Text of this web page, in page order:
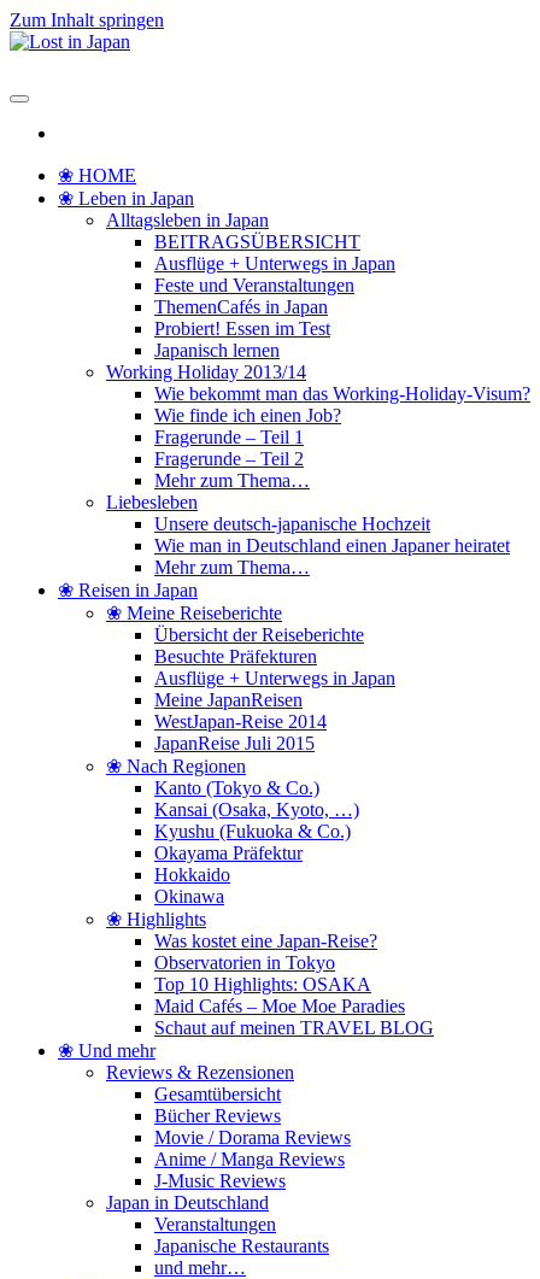
Zum Inhalt springen
❀ HOME
❀ Leben in Japan
Alltagsleben in Japan
BEITRAGSÜBERSICHT
Ausflüge + Unterwegs in Japan
Feste und Veranstaltungen
ThemenCafés in Japan
Probiert! Essen im Test
Japanisch lernen
Working Holiday 2013/14
Wie bekommt man das Working-Holiday-Visum?
Wie finde ich einen Job?
Fragerunde – Teil 1
Fragerunde – Teil 2
Mehr zum Thema…
Liebesleben
Unsere deutsch-japanische Hochzeit
Wie man in Deutschland einen Japaner heiratet
Mehr zum Thema…
❀ Reisen in Japan
❀ Meine Reiseberichte
Übersicht der Reiseberichte
Besuchte Präfekturen
Ausflüge + Unterwegs in Japan
Meine JapanReisen
WestJapan-Reise 2014
JapanReise Juli 2015
❀ Nach Regionen
Kanto (Tokyo & Co.)
Kansai (Osaka, Kyoto, …)
Kyushu (Fukuoka & Co.)
Okayama Präfektur
Hokkaido
Okinawa
❀ Highlights
Was kostet eine Japan-Reise?
Observatorien in Tokyo
Top 10 Highlights: OSAKA
Maid Cafés – Moe Moe Paradies
Schaut auf meinen TRAVEL BLOG
❀ Und mehr
Reviews & Rezensionen
Gesamtübersicht
Bücher Reviews
Movie / Dorama Reviews
Anime / Manga Reviews
J-Music Reviews
Japan in Deutschland
Veranstaltungen
Japanische Restaurants
und mehr…